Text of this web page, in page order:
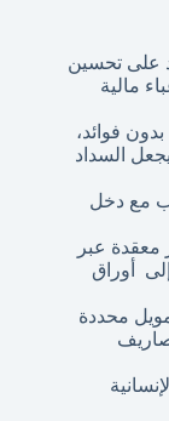
على تحسين
مالية
فوائد،
السداد
مع دخل
معقدة عبر
أوراق
محددة